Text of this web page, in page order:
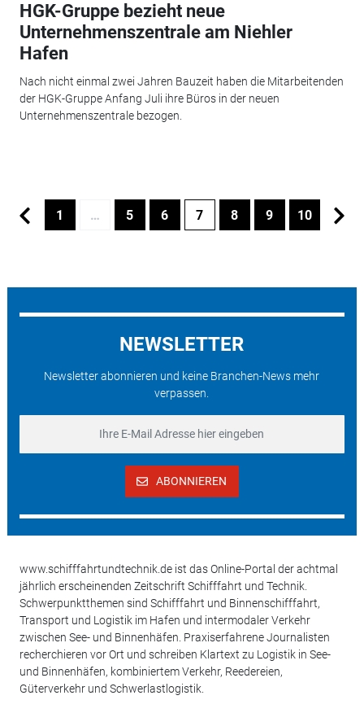
HGK-Gruppe bezieht neue
Unternehmenszentrale am Niehler
Hafen
Nach nicht einmal zwei Jahren Bauzeit haben die Mitarbeitenden
der HGK-Gruppe Anfang Juli ihre Büros in der neuen
Unternehmenszentrale bezogen.
1 … 5 6 7 8 9 10
NEWSLETTER
Newsletter abonnieren und keine Branchen-News mehr
verpassen.
ABONNIEREN
www.schifffahrtundtechnik.de ist das Online-Portal der achtmal
jährlich erscheinenden Zeitschrift Schifffahrt und Technik.
Schwerpunktthemen sind Schifffahrt und Binnenschifffahrt,
Transport und Logistik im Hafen und intermodaler Verkehr
zwischen See- und Binnenhäfen. Praxiserfahrene Journalisten
recherchieren vor Ort und schreiben Klartext zu Logistik in See-
und Binnenhäfen, kombiniertem Verkehr, Reedereien,
Güterverkehr und Schwerlastlogistik.